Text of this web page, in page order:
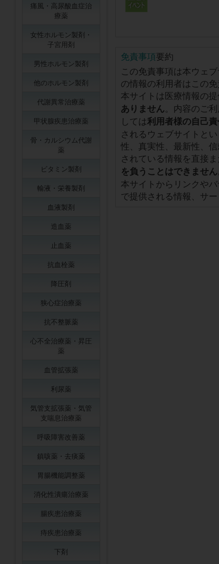
免責事項要約
この免責事項は本ウェ
の情報の利用者はこの
本サイトは医療情報の
ありません。内容のご
しては利用者様の自己
されるウェブサイトと
性、真実性、最新性、
されている情報を直接
を負うことはできません
本サイトからリンクや
で提供される情報、サ
痛風・高尿酸血症治
療薬
女性ホルモン製剤・
子宮用剤
男性ホルモン製剤
他のホルモン製剤
代謝異常治療薬
甲状腺疾患治療薬
骨・カルシウム代謝
薬
ビタミン製剤
輸液・栄養製剤
血液製剤
造血薬
止血薬
抗血栓薬
降圧剤
狭心症治療薬
抗不整脈薬
心不全治療薬・昇圧
薬
血管拡張薬
利尿薬
気管支拡張薬・気管
支喘息治療薬
呼吸障害改善薬
鎮咳薬・去痰薬
胃腸機能調整薬
消化性潰瘍治療薬
腸疾患治療薬
痔疾患治療薬
下剤